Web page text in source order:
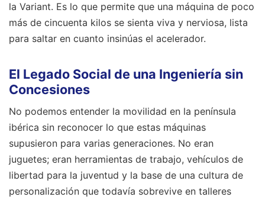
la Variant. Es lo que permite que una máquina de poco
más de cincuenta kilos se sienta viva y nerviosa, lista
para saltar en cuanto insinúas el acelerador.
El Legado Social de una Ingeniería sin
Concesiones
No podemos entender la movilidad en la península
ibérica sin reconocer lo que estas máquinas
supusieron para varias generaciones. No eran
juguetes; eran herramientas de trabajo, vehículos de
libertad para la juventud y la base de una cultura de
personalización que todavía sobrevive en talleres